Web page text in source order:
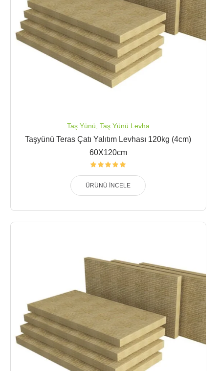
Taş Yünü, Taş Yünü Levha
Taşyünü Teras Çatı Yalıtım Levhası 120kg (4cm)
60X120cm
ÜRÜNÜ İNCELE